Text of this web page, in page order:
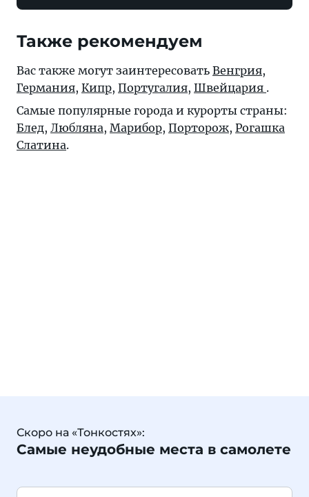
Также рекомендуем
Вас также могут заинтересовать Венгрия,
Германия, Кипр, Португалия, Швейцария .
Самые популярные города и курорты страны:
Блед, Любляна, Марибор, Порторож, Рогашка
Слатина.
Скоро на «Тонкостях»:
Самые неудобные места в самолете